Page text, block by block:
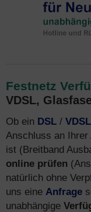
Festnetz
VDSL,
Ob ein DSL / VDSL
Anschluss an Ihrer
ist (Breitband
online prüfen
natürlich ohne
uns eine Anfrage
unabhängige